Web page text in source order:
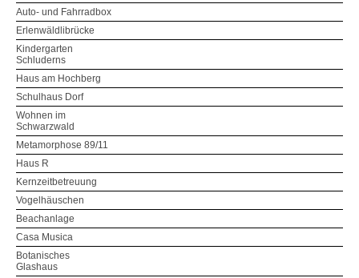
Auto- und Fahrradbox
Erlenwäldlibrücke
Kindergarten
Schluderns
Haus am Hochberg
Schulhaus Dorf
Wohnen im
Schwarzwald
Metamorphose 89/11
Haus R
Kernzeitbetreuung
Vogelhäuschen
Beachanlage
Casa Musica
Botanisches
Glashaus